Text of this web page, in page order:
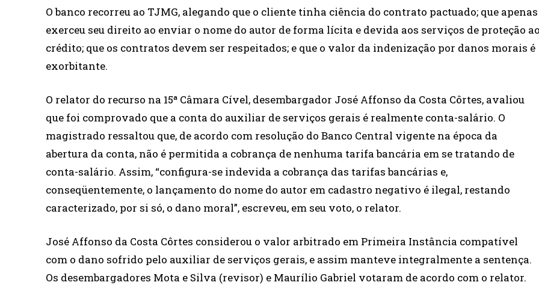
O banco recorreu ao TJMG, alegando que o cliente tinha ciência do contrato pactuado; que apenas
exerceu seu direito ao enviar o nome do autor de forma lícita e devida aos serviços de proteção ao
crédito; que os contratos devem ser respeitados; e que o valor da indenização por danos morais é
exorbitante.
O relator do recurso na 15ª Câmara Cível, desembargador José Affonso da Costa Côrtes, avaliou
que foi comprovado que a conta do auxiliar de serviços gerais é realmente conta-salário. O
magistrado ressaltou que, de acordo com resolução do Banco Central vigente na época da
abertura da conta, não é permitida a cobrança de nenhuma tarifa bancária em se tratando de
conta-salário. Assim, “configura-se indevida a cobrança das tarifas bancárias e,
conseqüentemente, o lançamento do nome do autor em cadastro negativo é ilegal, restando
caracterizado, por si só, o dano moral”, escreveu, em seu voto, o relator.
José Affonso da Costa Côrtes considerou o valor arbitrado em Primeira Instância compatível
com o dano sofrido pelo auxiliar de serviços gerais, e assim manteve integralmente a sentença.
Os desembargadores Mota e Silva (revisor) e Maurílio Gabriel votaram de acordo com o relator.